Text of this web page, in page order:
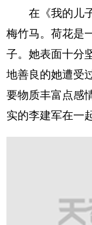
在《我的儿
梅竹马。荷花是
子。她表面十分
地善良的她遭受
要物质丰富点感
实的李建军在一